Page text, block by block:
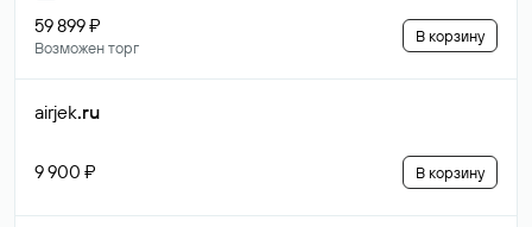
59 899 ₽
Возможен торг
В корзину
airjek.ru
9 900 ₽ В корзину